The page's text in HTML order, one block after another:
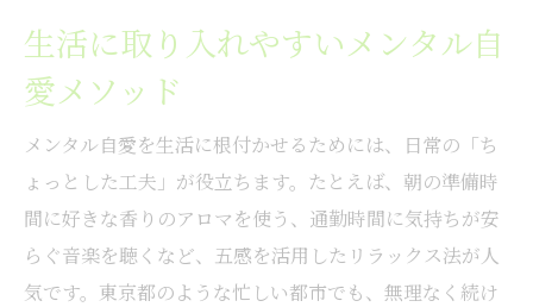
生活に取り入れやすいメンタル自
愛メソッド
メンタル自愛を生活に根付かせるためには、日常の「ち
ょっとした工夫」が役立ちます。たとえば、朝の準備時
間に好きな香りのアロマを使う、通勤時間に気持ちが安
らぐ音楽を聴くなど、五感を活用したリラックス法が人
気です。東京都のような忙しい都市でも、無理なく続け